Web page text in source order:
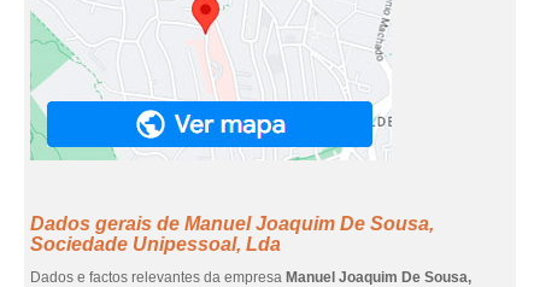
Dados gerais de Manuel Joaquim De Sousa,
Sociedade Unipessoal, Lda
Dados e factos relevantes da empresa Manuel Joaquim De Sousa,